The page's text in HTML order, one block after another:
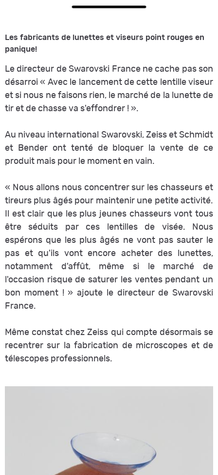
Les fabricants de lunettes et viseurs point rouges en
panique!
Le directeur de Swarovski France ne cache pas son
désarroi « Avec le lancement de cette lentille viseur
et si nous ne faisons rien, le marché de la lunette de
tir et de chasse va s'effondrer ! ».
Au niveau international Swarovski, Zeiss et Schmidt
et Bender ont tenté de bloquer la vente de ce
produit mais pour le moment en vain.
« Nous allons nous concentrer sur les chasseurs et
tireurs plus âgés pour maintenir une petite activité.
Il est clair que les plus jeunes chasseurs vont tous
être séduits par ces lentilles de visée. Nous
espérons que les plus âgés ne vont pas sauter le
pas et qu'ils vont encore acheter des lunettes,
notamment d'affût, même si le marché de
l'occasion risque de saturer les ventes pendant un
bon moment !» ajoute le directeur de Swarovski
France.
Même constat chez Zeiss qui compte désormais se
recentrer sur la fabrication de microscopes et de
télescopes professionnels.